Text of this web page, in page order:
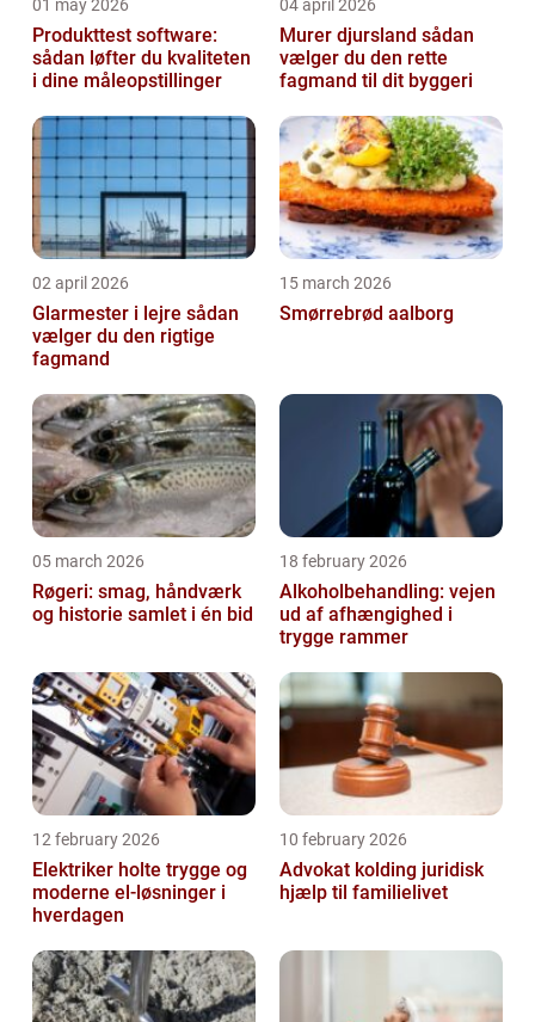
01 may 2026
Produkttest software:
sådan løfter du kvaliteten
i dine måleopstillinger
04 april 2026
Murer djursland sådan
vælger du den rette
fagmand til dit byggeri
02 april 2026
Glarmester i lejre sådan
vælger du den rigtige
fagmand
15 march 2026
Smørrebrød aalborg
05 march 2026
Røgeri: smag, håndværk
og historie samlet i én bid
18 february 2026
Alkoholbehandling: vejen
ud af afhængighed i
trygge rammer
12 february 2026
Elektriker holte trygge og
moderne el-løsninger i
hverdagen
10 february 2026
Advokat kolding juridisk
hjælp til familielivet